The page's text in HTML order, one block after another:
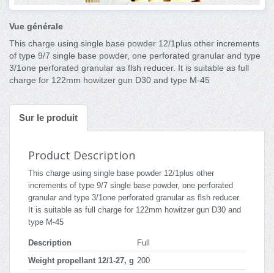
Vue générale
This charge using single base powder 12/1plus other increments
of type 9/7 single base powder, one perforated granular and type
3/1one perforated granular as flsh reducer. It is suitable as full
charge for 122mm howitzer gun D30 and type M-45
Sur le produit
Product Description
This charge using single base powder 12/1plus other
increments of type 9/7 single base powder, one perforated
granular and type 3/1one perforated granular as flsh reducer.
It is suitable as full charge for 122mm howitzer gun D30 and
type M-45
Description Full
Weight propellant 12/1-27, g 200